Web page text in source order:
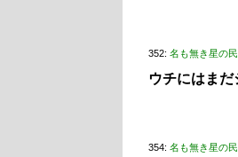
352: 名も無き星の民
ウチにはま
354: 名も無き星の民